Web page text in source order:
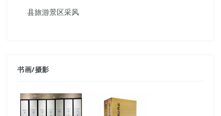
县旅游景区采风
书画/摄影